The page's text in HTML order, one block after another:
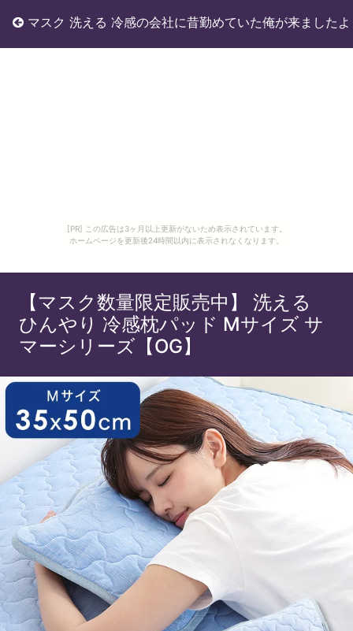
[PR] この広告は3ヶ月以上更新がないため表示されています。
ホームページを更新後24時間以内に表示されなくなります。
マスク 洗える 冷感の会社に昔勤めていた俺が来ましたよ
【マスク数量限定販売中】 洗える
ひんやり 冷感枕パッド Mサイズ サ
マーシリーズ【OG】